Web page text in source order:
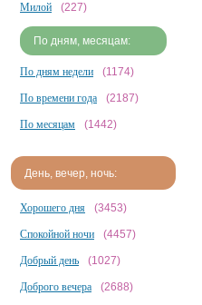
Милой (227)
По дням, месяцам:
По дням недели (1174)
По времени года (2187)
По месяцам (1442)
День, вечер, ночь:
Хорошего дня (3453)
Спокойной ночи (4457)
Добрый день (1027)
Доброго вечера (2688)